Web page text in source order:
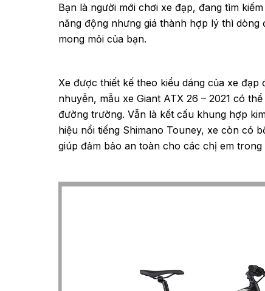
Bạn là người mới chơi xe đạp, đang tìm
năng động nhưng giá thành hợp lý thì dòng
mong mỏi của bạn.
Xe được thiết kế theo kiểu dáng của xe
nhuyễn, mẫu xe Giant ATX 26 – 2021 có
đường trường. Vẫn là kết cấu khung hợp
hiệu nổi tiếng Shimano Touney, xe còn có
giúp đảm bảo an toàn cho các chị em